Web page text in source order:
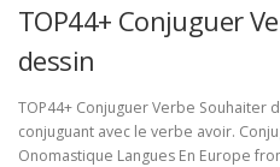
TOP44+ Conjuguer
dessin
TOP44+ Conjuguer Verbe Souhaiter
conjuguant avec le verbe avoir.
Onomastique Langues En Europe